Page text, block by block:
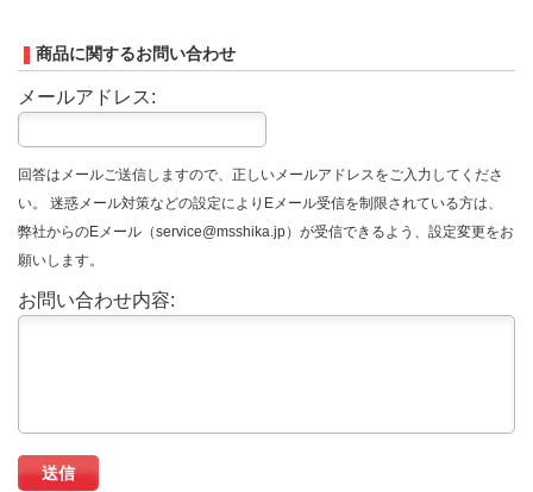
商品に関するお問い合わせ
メールアドレス:
回答はメールご送信しますので、正しいメールアドレスをご入力してくださ
い。 迷惑メール対策などの設定によりEメール受信を制限されている方は、
弊社からのEメール（service@msshika.jp）が受信できるよう、設定変更をお
願いします。
お問い合わせ内容: